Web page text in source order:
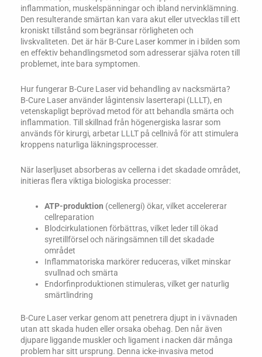
inflammation, muskelspänningar och ibland nervinklämning.
Den resulterande smärtan kan vara akut eller utvecklas till ett
kroniskt tillstånd som begränsar rörligheten och
livskvaliteten. Det är här B-Cure Laser kommer in i bilden som
en effektiv behandlingsmetod som adresserar själva roten till
problemet, inte bara symptomen.
Hur fungerar B-Cure Laser vid behandling av nacksmärta?
B-Cure Laser använder lågintensiv laserterapi (LLLT), en
vetenskapligt beprövad metod för att behandla smärta och
inflammation. Till skillnad från högenergiska lasrar som
används för kirurgi, arbetar LLLT på cellnivå för att stimulera
kroppens naturliga läkningsprocesser.
När laserljuset absorberas av cellerna i det skadade området,
initieras flera viktiga biologiska processer:
ATP-produktion (cellenergi) ökar, vilket accelererar
cellreparation
Blodcirkulationen förbättras, vilket leder till ökad
syretillförsel och näringsämnen till det skadade
området
Inflammatoriska markörer reduceras, vilket minskar
svullnad och smärta
Endorfinproduktionen stimuleras, vilket ger naturlig
smärtlindring
B-Cure Laser verkar genom att penetrera djupt in i vävnaden
utan att skada huden eller orsaka obehag. Den når även
djupare liggande muskler och ligament i nacken där många
problem har sitt ursprung. Denna icke-invasiva metod